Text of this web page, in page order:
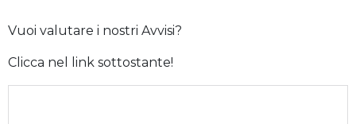
Vuoi valutare i nostri Avvisi?
Clicca nel link sottostante!